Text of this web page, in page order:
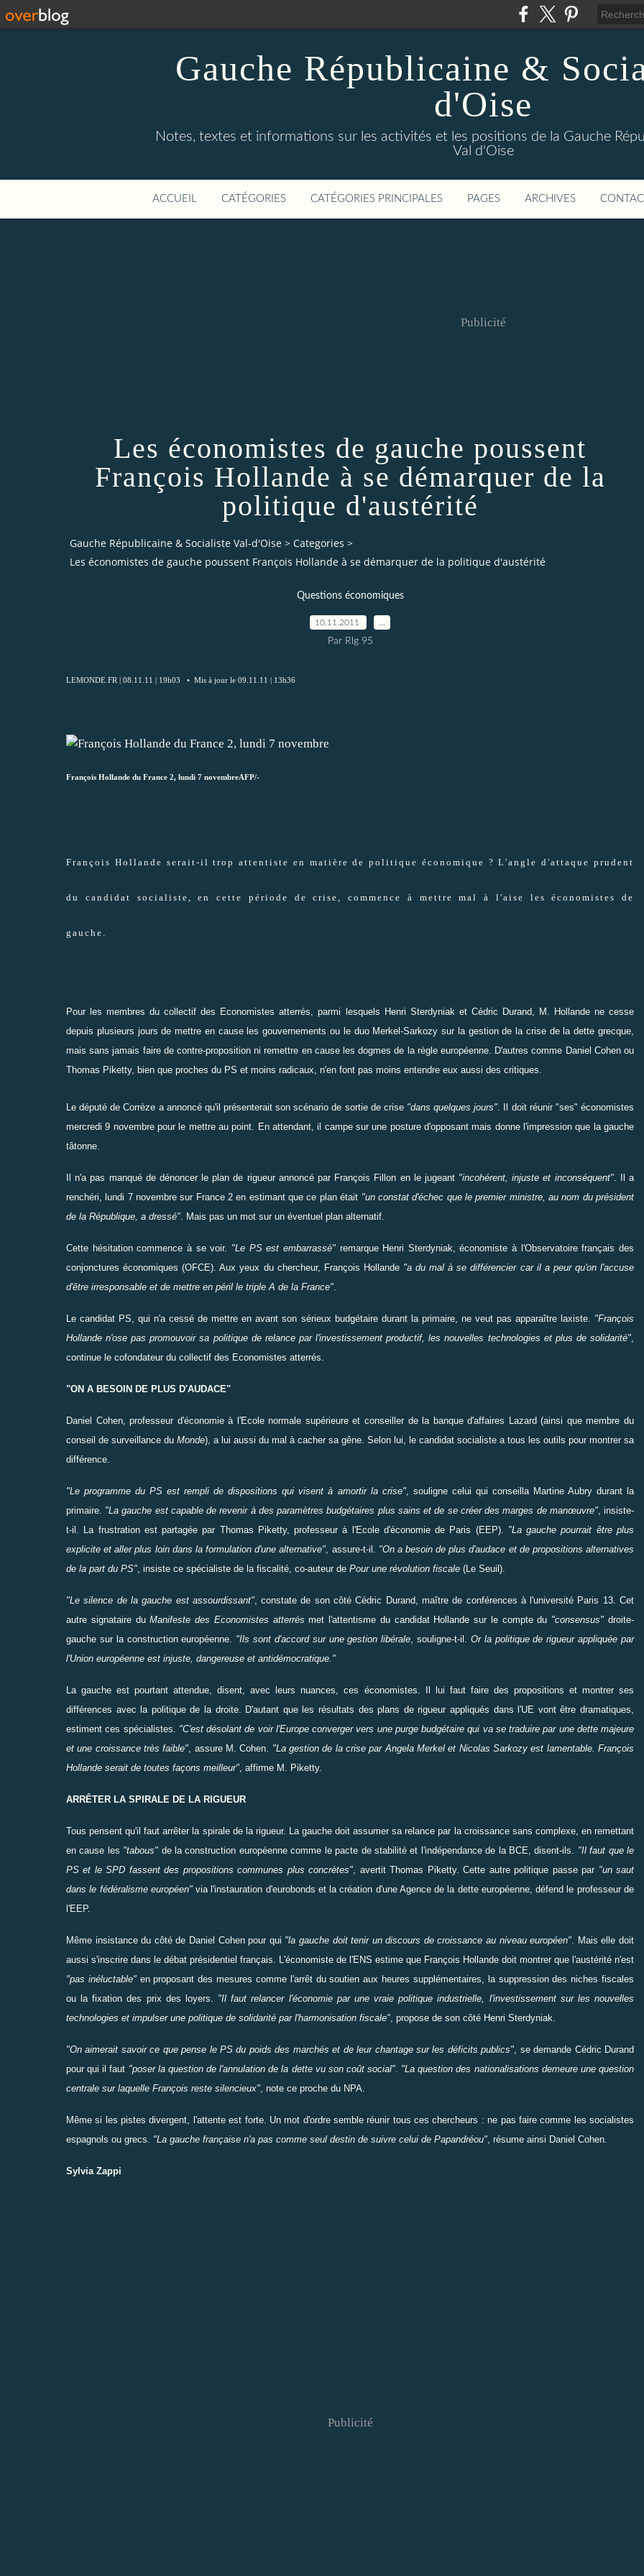
Gauche Républicaine &
d'Oise
Notes, textes et informations sur les activités et les positions de la Gauche
Val d'Oise
ACCUEIL CATÉGORIES CATÉGORIES PRINCIPALES PAGES ARCHIVES
Publicité
Les économistes de gauche poussent
François Hollande à se démarquer de la
politique d'austérité
Gauche Républicaine & Socialiste Val-d'Oise > Categories >
Les économistes de gauche poussent François Hollande à se démarquer de la politique d'austérité
Questions économiques
10.11.2011
Par Rlg 95
LEMONDE.FR | 08.11.11 | 19h03 • Mis à jour le 09.11.11 | 13h36
François Hollande du France 2, lundi 7 novembreAFP/-
François Hollande serait-il trop attentiste en matière de politique économique ? L'angle d'attaque prudent
du candidat socialiste, en cette période de crise, commence à mettre mal à l'aise les économistes de
gauche.
Pour les membres ducollectif des Economistes atterrés, parmi lesquels Henri Sterdyniak et Cédric Durand, M. Hollande ne cesse
depuis plusieurs jours demettre en cause les gouvernements ou le duo Merkel-Sarkozy sur la gestion de la crise de la dette grecque,
mais sans jamais fairede contre-proposition niremettre en cause les dogmes de la règle européenne. D'autres comme Daniel Cohen ou
Thomas Piketty, bien que proches du PS et moins radicaux, n'en font pas moins entendre eux aussi des critiques.
Le député de Corrèze a annoncé qu'il présenterait son scénario de sortie de crise "dans quelques jours". Il doit réunir"ses" économistes
mercredi 9 novembre pour le mettreau point. En attendant, il campe sur une posture d'opposant mais donne l'impression que la gauche
tâtonne.
Il n'a pas manqué de dénoncerle plan de rigueur annoncé par François Fillon en le jugeant "incohérent, injuste et inconséquent". Il a
renchéri, lundi 7 novembre sur France 2 en estimant que ce plan était "un constat d'échec que le premier ministre, au nom du président
de la République, a dressé". Mais pas un mot sur un éventuel plan alternatif.
Cette hésitation commence à sevoir. "Le PS est embarrassé"remarque Henri Sterdyniak, économiste à l'Observatoire français des
conjonctures économiques (OFCE). Aux yeux du chercheur, François Hollande "a du mal à sedifférenciercar il a peur qu'on l'accuse
d'être irresponsable et de mettre en péril le triple A de la France".
Le candidat PS, qui n'a cessé demettre en avant son sérieux budgétaire durant la primaire, ne veut pas apparaîtrelaxiste. "François
Hollande n'ose paspromouvoirsa politique de relance par l'investissement productif, les nouvelles technologies et plus de solidarité",
continue le cofondateur du collectif des Economistes atterrés.
"ON A BESOIN DE PLUS D'AUDACE"
Daniel Cohen, professeur d'économie à l'Ecole normale supérieure et conseiller de la banque d'affaires Lazard (ainsi que membre du
conseil de surveillance du Monde), a lui aussi du mal à cacher sa gêne. Selon lui, le candidat socialiste a tous les outils pour montrer sa
différence.
"Le programme du PS est rempli de dispositions qui visent à amortirla crise", souligne celui qui conseilla Martine Aubry durant la
primaire. "La gauche est capable derevenirà des paramètres budgétaires plus sains et de se créerdes marges de manœuvre", insiste-
t-il. La frustration est partagée par Thomas Piketty, professeur à l'Ecole d'économie de Paris (EEP). "La gauche pourrait êtreplus
explicite etallerplus loin dans la formulation d'une alternative", assure-t-il. "On a besoin de plus d'audace et de propositions alternatives
de la part du PS", insiste ce spécialiste de la fiscalité, co-auteur de Pour une révolution fiscale (Le Seuil).
"Le silence de la gauche est assourdissant", constate de son côtéCédric Durand, maître de conférences à l'université Paris 13. Cet
autre signataire duManifeste des Economistes atterrés met l'attentisme du candidat Hollande sur le compte du "consensus" droite-
gauche sur la construction européenne. "Ils sont d'accord sur une gestion libérale, souligne-t-il. Or la politique de rigueur appliquée par
l'Union européenne est injuste, dangereuse et antidémocratique."
La gauche est pourtant attendue, disent, avec leurs nuances, ces économistes. Il lui faut fairedes propositions et montrerses
différences avec la politique de la droite. D'autant que les résultats des plans de rigueur appliqués dans l'UE vontêtre dramatiques,
estiment ces spécialistes. "C'est désolant de voirl'Europe convergervers une purge budgétaire qui va se traduire par une dette majeure
et une croissance très faible", assure M. Cohen. "La gestion de la crise parAngela Merkel et Nicolas Sarkozy est lamentable. François
Hollande serait de toutes façons meilleur", affirme M. Piketty.
ARRÊTER LA SPIRALE DE LA RIGUEUR
Tous pensent qu'il fautarrêter la spirale de la rigueur. La gauche doitassumer sa relance par la croissance sans complexe, en remettant
en cause les "tabous" de la construction européenne comme le pacte de stabilité et l'indépendance de la BCE, disent-ils. "Il faut que le
PS et le SPD fassent des propositions communes plus concrètes", avertitThomas Piketty. Cette autre politique passe par "un saut
dans le fédéralisme européen"via l'instauration d'eurobonds et la création d'une Agence de la dette européenne, défend le professeur de
l'EEP.
Même insistance du côté de Daniel Cohenpour qui "la gauche doittenirun discours de croissance au niveau européen". Mais elle doit
aussi s'inscrire dans le débat présidentiel français. L'économiste de l'ENS estime que François Hollande doit montrer que l'austérité n'est
"pas inéluctable"en proposant des mesures comme l'arrêt du soutien aux heures supplémentaires, la suppression des niches fiscales
ou la fixation des prix des loyers. "Il fautrelancerl'économie par une vraie politique industrielle, l'investissement sur les nouvelles
technologies et impulserune politique de solidarité par l'harmonisation fiscale", propose de son côté Henri Sterdyniak.
"On aimerait savoirce que pense le PS du poids des marchés et de leur chantage sur les déficits publics", se demande Cédric Durand
pour qui il faut "poser la question de l'annulation de la dette vu son coût social". "La question des nationalisations demeure une question
centrale sur laquelle François reste silencieux", note ce proche du NPA.
Même si les pistes divergent, l'attente est forte. Un mot d'ordre sembleréunir tous ces chercheurs : ne pas fairecomme les socialistes
espagnols ou grecs. "La gauche française n'a pas comme seul destin de suivre celui de Papandréou", résume ainsi Daniel Cohen.
Sylvia Zappi
Publicité